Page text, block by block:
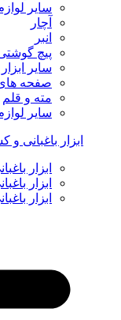
سایر
آچار
انبر
پیچ
سایر
صفحه
مته و قلم
سایر
ابزار باغبانی
ابزار
ابزار
ابزار